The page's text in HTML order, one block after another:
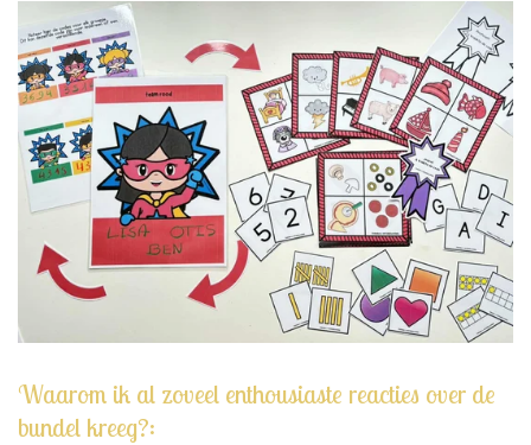
Waarom ik al zoveel enthousiaste reacties over de
bundel kreeg?: